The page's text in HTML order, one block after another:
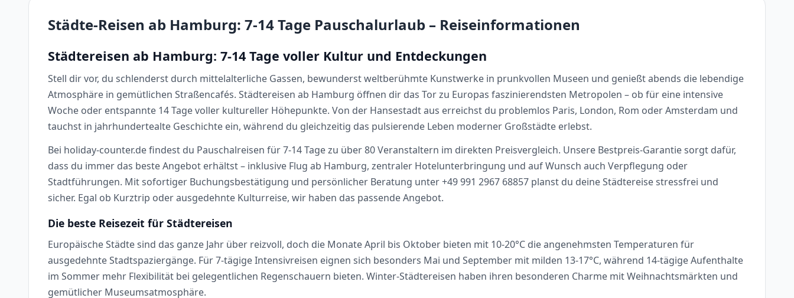
Städte-Reisen ab Hamburg: 7-14 Tage Pauschalurlaub – Reiseinformationen
Städtereisen ab Hamburg: 7-14 Tage voller Kultur und Entdeckungen
Stell dir vor, du schlenderst durch mittelalterliche Gassen, bewunderst weltberühmte Kunstwerke in prunkvollen Museen und genießt abends die lebendige
Atmosphäre in gemütlichen Straßencafés. Städtereisen ab Hamburg öffnen dir das Tor zu Europas faszinierendsten Metropolen – ob für eine intensive
Woche oder entspannte 14 Tage voller kultureller Höhepunkte. Von der Hansestadt aus erreichst du problemlos Paris, London, Rom oder Amsterdam und
tauchst in jahrhundertealte Geschichte ein, während du gleichzeitig das pulsierende Leben moderner Großstädte erlebst.
Bei holiday-counter.de findest du Pauschalreisen für 7-14 Tage zu über 80 Veranstaltern im direkten Preisvergleich. Unsere Bestpreis-Garantie sorgt dafür,
dass du immer das beste Angebot erhältst – inklusive Flug ab Hamburg, zentraler Hotelunterbringung und auf Wunsch auch Verpflegung oder
Stadtführungen. Mit sofortiger Buchungsbestätigung und persönlicher Beratung unter +49 991 2967 68857 planst du deine Städtereise stressfrei und
sicher. Egal ob Kurztrip oder ausgedehnte Kulturreise, wir haben das passende Angebot.
Die beste Reisezeit für Städtereisen
Europäische Städte sind das ganze Jahr über reizvoll, doch die Monate April bis Oktober bieten mit 10-20°C die angenehmsten Temperaturen für
ausgedehnte Stadtspaziergänge. Für 7-tägige Intensivreisen eignen sich besonders Mai und September mit milden 13-17°C, während 14-tägige Aufenthalte
im Sommer mehr Flexibilität bei gelegentlichen Regenschauern bieten. Winter-Städtereisen haben ihren besonderen Charme mit Weihnachtsmärkten und
gemütlicher Museumsatmosphäre.